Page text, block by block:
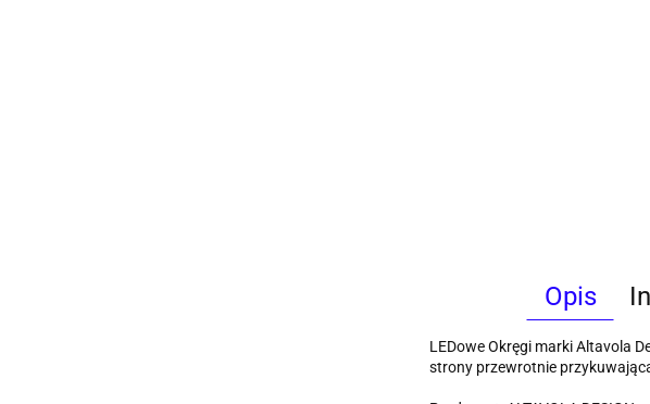
Opis
LEDowe Okręgi marki Altavola
strony przewrotnie